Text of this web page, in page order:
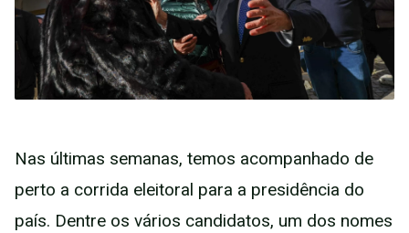
Nas últimas semanas, temos acompanhado de
perto a corrida eleitoral para a presidência do
país. Dentre os vários candidatos, um dos nomes